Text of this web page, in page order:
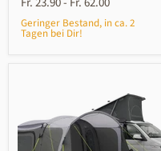
Geringer Bestand, in ca. 2
Tagen bei Dir!